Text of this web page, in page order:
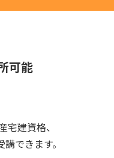
可能
建資格、
できます。